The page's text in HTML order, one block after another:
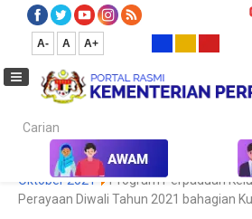
A- A A+
Carian...
Laman Utama Media Koleksi Media
Oktober 2021
Program Perpaduan
Perayaan Diwali Tahun 2021 bahagian